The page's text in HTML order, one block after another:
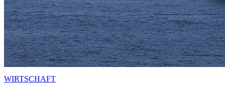
WIRTSCHAFT